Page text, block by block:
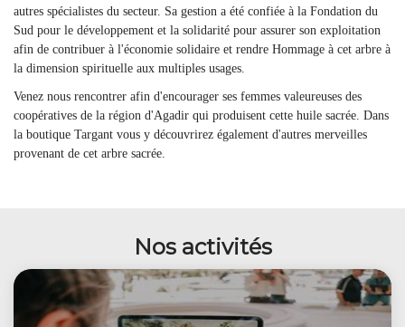
autres spécialistes du secteur. Sa gestion a été confiée à la Fondation du
Sud pour le développement et la solidarité pour assurer son exploitation
afin de contribuer à l'économie solidaire et rendre Hommage à cet arbre à
la dimension spirituelle aux multiples usages.
Venez nous rencontrer afin d'encourager ses femmes valeureuses des
coopératives de la région d'Agadir qui produisent cette huile sacrée. Dans
la boutique Targant vous y découvrirez également d'autres merveilles
provenant de cet arbre sacrée.
Nos activités